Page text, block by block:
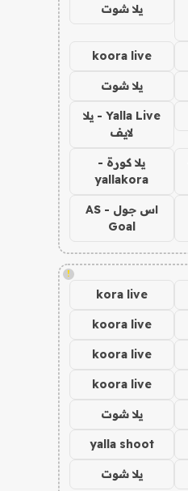
يلا شوت
koora live
يلا شوت
Yalla Live - يلا
لايف
يلا كورة -
yallakora
اس جول - AS
Goal
!
kora live
koora live
koora live
koora live
يلا شوت
yalla shoot
يلا شوت